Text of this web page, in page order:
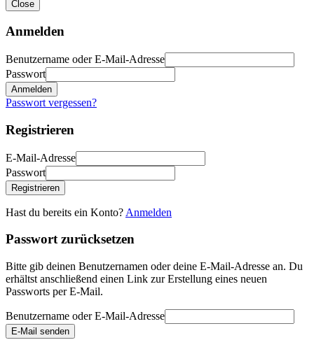
Close
Anmelden
Benutzername oder E-Mail-Adresse
Passwort
Anmelden
Passwort vergessen?
Registrieren
E-Mail-Adresse
Passwort
Registrieren
Hast du bereits ein Konto? Anmelden
Passwort zurücksetzen
Bitte gib deinen Benutzernamen oder deine E-Mail-Adresse an. Du
erhältst anschließend einen Link zur Erstellung eines neuen
Passworts per E-Mail.
Benutzername oder E-Mail-Adresse
E-Mail senden